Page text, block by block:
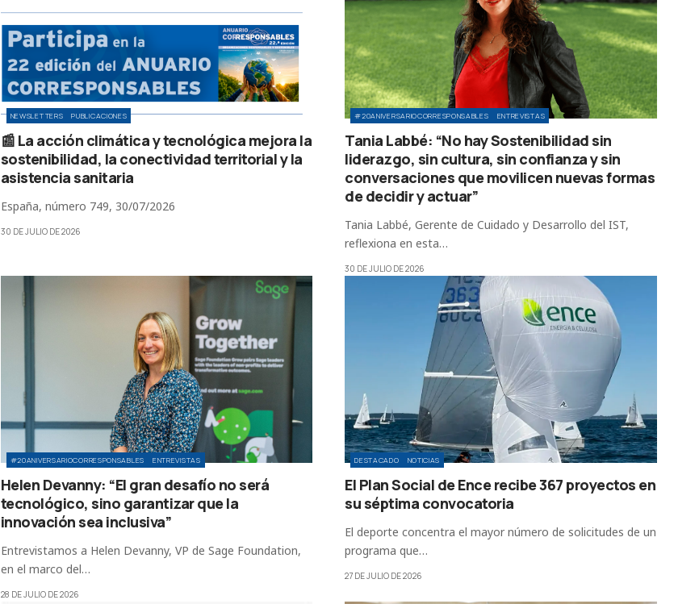
NEWSLETTERS PUBLICACIONES
📰 La acción climática y tecnológica mejora la
sostenibilidad, la conectividad territorial y la
asistencia sanitaria
España, número 749, 30/07/2026
30 DE JULIO DE 2026
#20ANIVERSARIOCORRESPONSABLES ENTREVISTAS
Tania Labbé: “No hay Sostenibilidad sin
liderazgo, sin cultura, sin confianza y sin
conversaciones que movilicen nuevas formas
de decidir y actuar”
Tania Labbé, Gerente de Cuidado y Desarrollo del IST,
reflexiona en esta…
30 DE JULIO DE 2026
#20ANIVERSARIOCORRESPONSABLES ENTREVISTAS
Helen Devanny: “El gran desafío no será
tecnológico, sino garantizar que la
innovación sea inclusiva”
Entrevistamos a Helen Devanny, VP de Sage Foundation,
en el marco del…
28 DE JULIO DE 2026
DESTACADO NOTICIAS
El Plan Social de Ence recibe 367 proyectos en
su séptima convocatoria
El deporte concentra el mayor número de solicitudes de un
programa que…
27 DE JULIO DE 2026